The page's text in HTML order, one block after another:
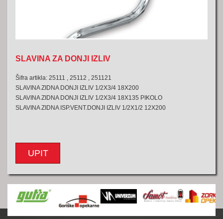
SLAVINA ZA DONJI IZLIV
Šifra artikla: 25111 , 25112 , 251121
SLAVINA ZIDNA DONJI IZLIV 1/2X3/4 18X200
SLAVINA ZIDNA DONJI IZLIV 1/2X3/4 18X135 PIKOLO
SLAVINA ZIDNA ISP.VENT.DONJI IZLIV 1/2X1/2 12X200
UPIT